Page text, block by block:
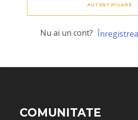
AUTENTIFICARE
Nu ai un cont?
COMUNITATE